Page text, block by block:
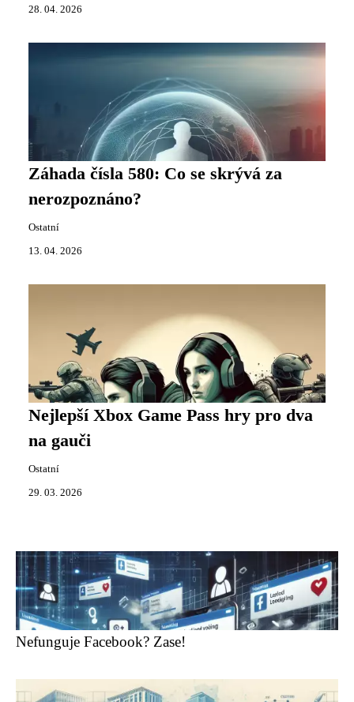
28. 04. 2026
Záhada čísla 580: Co se skrývá za
nerozpoznáno?
Ostatní
13. 04. 2026
Nejlepší Xbox Game Pass hry pro dva
na gauči
Ostatní
29. 03. 2026
Nefunguje Facebook? Zase!